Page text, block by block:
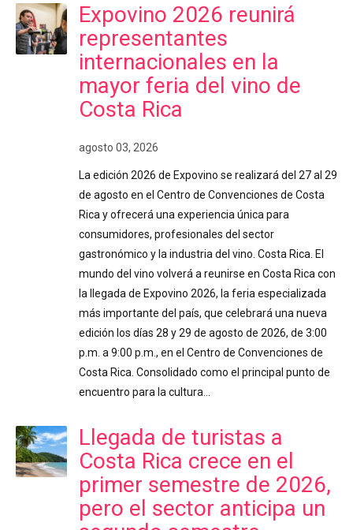
Expovino 2026 reunirá
representantes
internacionales en la
mayor feria del vino de
Costa Rica
agosto 03, 2026
La edición 2026 de Expovino se realizará del 27 al 29
de agosto en el Centro de Convenciones de Costa
Rica y ofrecerá una experiencia única para
consumidores, profesionales del sector
gastronómico y la industria del vino. Costa Rica. El
mundo del vino volverá a reunirse en Costa Rica con
la llegada de Expovino 2026, la feria especializada
más importante del país, que celebrará una nueva
edición los días 28 y 29 de agosto de 2026, de 3:00
p.m. a 9:00 p.m., en el Centro de Convenciones de
Costa Rica. Consolidado como el principal punto de
encuentro para la cultura…
Llegada de turistas a
Costa Rica crece en el
primer semestre de 2026,
pero el sector anticipa un